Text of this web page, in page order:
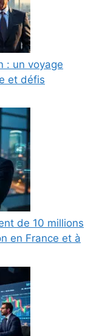
: un voyage
et défis
de 10 millions
en France et à